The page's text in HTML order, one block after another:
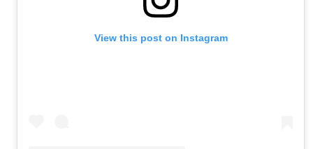
View this post on Instagram